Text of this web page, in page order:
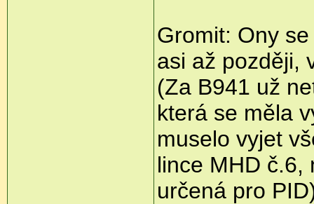
Gromit: Ony
asi až později,
(Za B941 už
která se měla
muselo vyjet
lince MHD č.6,
určená pro